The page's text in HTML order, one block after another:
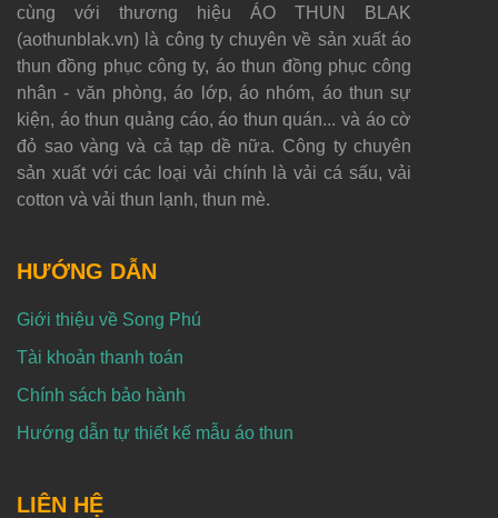
cùng với thương hiệu ÁO THUN BLAK
(aothunblak.vn) là công ty chuyên về sản xuất áo
thun đồng phục công ty, áo thun đồng phục công
nhân - văn phòng, áo lớp, áo nhóm, áo thun sự
kiện, áo thun quảng cáo, áo thun quán... và áo cờ
đỏ sao vàng và cả tạp dề nữa. Công ty chuyên
sản xuất với các loại vải chính là vải cá sấu, vải
cotton và vải thun lạnh, thun mè.
HƯỚNG DẪN
Giới thiệu về Song Phú
Tài khoản thanh toán
Chính sách bảo hành
Hướng dẫn tự thiết kế mẫu áo thun
LIÊN HỆ